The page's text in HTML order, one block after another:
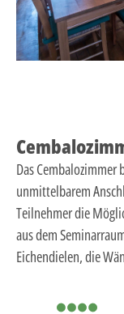
Das
unmittelbarem
Teilnehmer die
aus dem
Eichendielen, die